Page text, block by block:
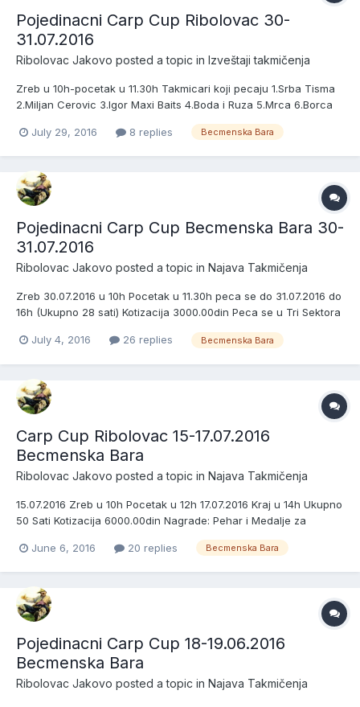
Pojedinacni Carp Cup Ribolovac 30-
31.07.2016
Ribolovac Jakovo posted a topic in Izveštaji takmičenja
Zreb u 10h-pocetak u 11.30h Takmicari koji pecaju 1.Srba Tisma
2.Miljan Cerovic 3.Igor Maxi Baits 4.Boda i Ruza 5.Mrca 6.Borca
11.Luka i Vlada Valjevo 12.Majic Family 13.Bulajic Omerta
July 29, 2016 8 replies Becmenska Bara
Pojedinacni Carp Cup Becmenska Bara 30-
31.07.2016
Ribolovac Jakovo posted a topic in Najava Takmičenja
Zreb 30.07.2016 u 10h Pocetak u 11.30h peca se do 31.07.2016 do
16h (Ukupno 28 sati) Kotizacija 3000.00din Peca se u Tri Sektora
najvecu ulovljenu ribu na celoj stazi) Peca se na tri stapa po
July 4, 2016 26 replies Becmenska Bara
Carp Cup Ribolovac 15-17.07.2016
Becmenska Bara
Ribolovac Jakovo posted a topic in Najava Takmičenja
15.07.2016 Zreb u 10h Pocetak u 12h 17.07.2016 Kraj u 14h Ukupno
50 Sati Kotizacija 6000.00din Nagrade: Pehar i Medalje za
Nagrade Sa 12,13 i 14 Ekipa Pobednici Sektora Osvajaju ----
June 6, 2016 20 replies Becmenska Bara
Pojedinacni Carp Cup 18-19.06.2016
Becmenska Bara
Ribolovac Jakovo posted a topic in Najava Takmičenja